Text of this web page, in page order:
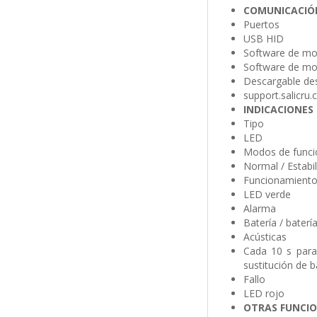
Puertos
USB HID
Software de
Software de
Descargable
INDICACIONES
Tipo
LED
Modos de
Normal /
LED verde
Alarma
Batería /
Acústicas
Cada 10 s
sustitución de
Fallo
LED rojo
OTRAS